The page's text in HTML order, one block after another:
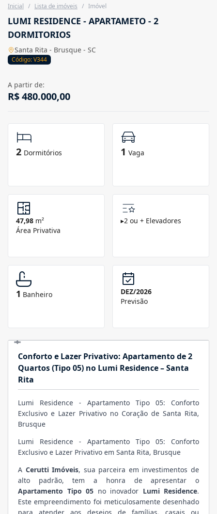
Inicial / Lista de imóveis / Imóvel
LUMI RESIDENCE - APARTAMETO - 2
DORMITORIOS
Santa Rita - Brusque - SC
Código: V344
A partir de:
R$ 480.000,00
2 Dormitórios 1 Vaga
47,98 m²
Área Privativa
▸2 ou + Elevadores
1 Banheiro
DEZ/2026
Previsão
Conforto e Lazer Privativo: Apartamento de 2
Quartos (Tipo 05) no Lumi Residence – Santa
Rita
Lumi Residence - Apartamento Tipo 05: Conforto
Exclusivo e Lazer Privativo no Coração de Santa Rita,
Brusque
Lumi Residence - Apartamento Tipo 05: Conforto
Exclusivo e Lazer Privativo em Santa Rita, Brusque
A Cerutti Imóveis, sua parceira em investimentos de
alto padrão, tem a honra de apresentar o
Apartamento Tipo 05 no inovador Lumi Residence.
Este empreendimento foi meticulosamente desenhado